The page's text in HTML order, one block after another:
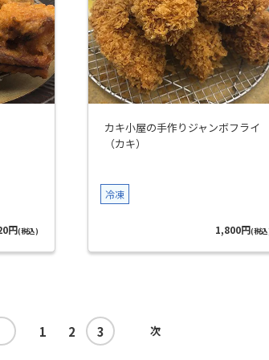
円(税込)
カキ小屋の手作りジャンボフライ
（カキ）
冷凍
1,800円(税
1 2 3 次